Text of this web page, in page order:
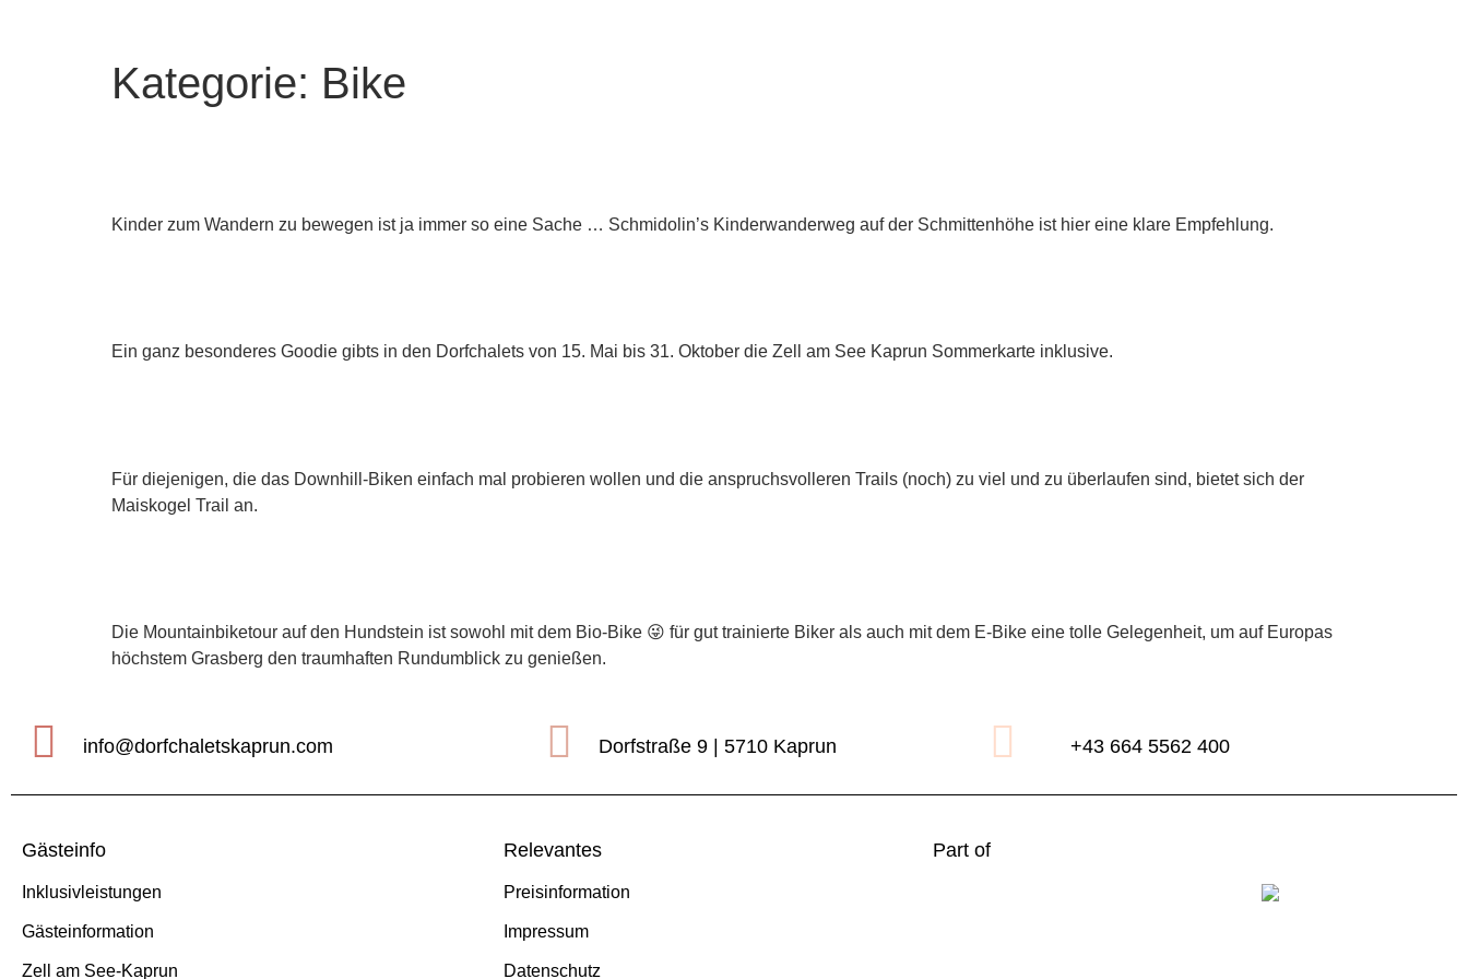
Kategorie: Bike
Kinder zum Wandern zu bewegen ist ja immer so eine Sache … Schmidolin’s Kinderwanderweg auf der Schmittenhöhe ist hier eine klare Empfehlung.
Ein ganz besonderes Goodie gibts in den Dorfchalets von 15. Mai bis 31. Oktober die Zell am See Kaprun Sommerkarte inklusive.
Für diejenigen, die das Downhill-Biken einfach mal probieren wollen und die anspruchsvolleren Trails (noch) zu viel und zu überlaufen sind, bietet sich der
Maiskogel Trail an.
Die Mountainbiketour auf den Hundstein ist sowohl mit dem Bio-Bike 😜 für gut trainierte Biker als auch mit dem E-Bike eine tolle Gelegenheit, um auf Europas
höchstem Grasberg den traumhaften Rundumblick zu genießen.
info@dorfchaletskaprun.com Dorfstraße 9 | 5710 Kaprun +43 664 5562 400
Gästeinfo
Inklusivleistungen
Gästeinformation
Zell am See-Kaprun
Relevantes
Preisinformation
Impressum
Datenschutz
Part of